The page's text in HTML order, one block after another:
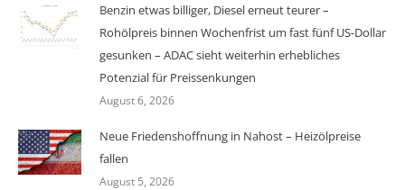
Benzin etwas billiger, Diesel erneut teurer –
Rohölpreis binnen Wochenfrist um fast fünf US-Dollar
gesunken – ADAC sieht weiterhin erhebliches
Potenzial für Preissenkungen
August 6, 2026
Neue Friedenshoffnung in Nahost – Heizölpreise
fallen
August 5, 2026